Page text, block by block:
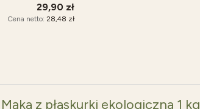
29,90 zł
Cena netto: 28,48 zł
Mąka z płaskurki ekologiczna 1 kg